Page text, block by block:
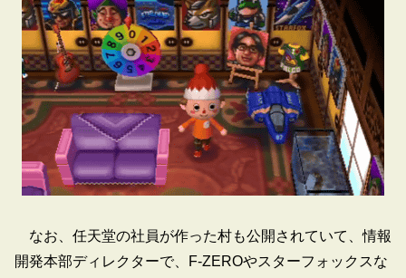
なお、任天堂の社員が作った村も公開されていて、情報
開発本部ディレクターで、F-ZEROやスターフォックスな